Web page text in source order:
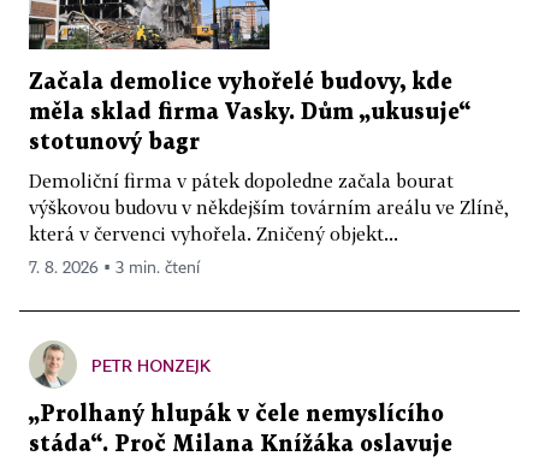
Začala demolice vyhořelé budovy, kde
měla sklad firma Vasky. Dům „ukusuje“
stotunový bagr
Demoliční firma v pátek dopoledne začala bourat
výškovou budovu v někdejším továrním areálu ve Zlíně,
která v červenci vyhořela. Zničený objekt...
7. 8. 2026 ▪ 3 min. čtení
PETR HONZEJK
„Prolhaný hlupák v čele nemyslícího
stáda“. Proč Milana Knížáka oslavuje